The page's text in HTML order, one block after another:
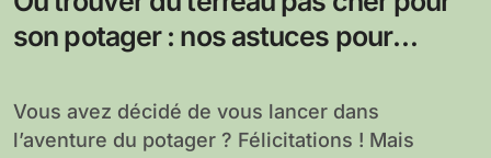
son potager : nos astuces pour
Vous avez décidé de vous lancer dans
l’aventure du potager ? Félicitations ! Mais